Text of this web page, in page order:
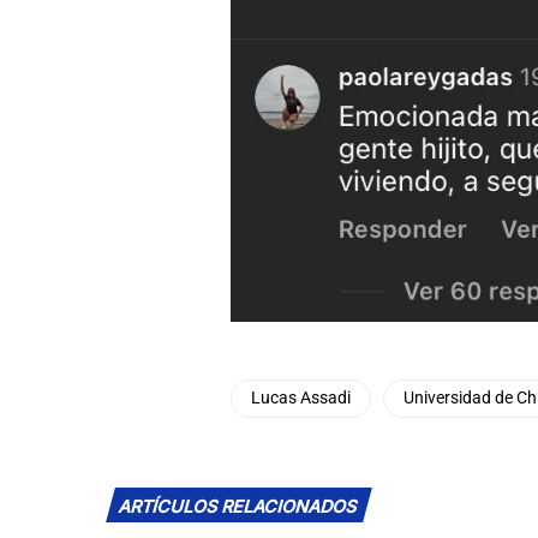
Lucas Assadi Universidad de
ARTÍCULOS RELACIONADOS